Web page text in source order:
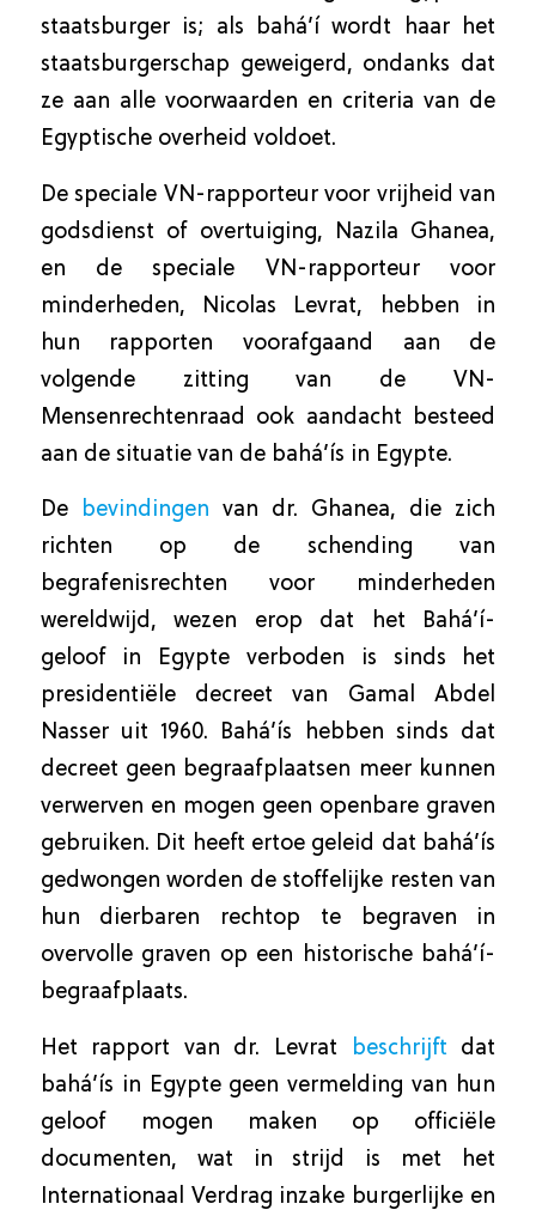
staatsburger is; als bahá’í wordt haar het
staatsburgerschap geweigerd, ondanks dat
ze aan alle voorwaarden en criteria van de
Egyptische overheid voldoet.
De speciale VN-rapporteur voor vrijheid van
godsdienst of overtuiging, Nazila Ghanea,
en de speciale VN-rapporteur voor
minderheden, Nicolas Levrat, hebben in
hun rapporten voorafgaand aan de
volgende zitting van de VN-
Mensenrechtenraad ook aandacht besteed
aan de situatie van de bahá’ís in Egypte.
De bevindingen van dr. Ghanea, die zich
richten op de schending van
begrafenisrechten voor minderheden
wereldwijd, wezen erop dat het Bahá’í-
geloof in Egypte verboden is sinds het
presidentiële decreet van Gamal Abdel
Nasser uit 1960. Bahá’ís hebben sinds dat
decreet geen begraafplaatsen meer kunnen
verwerven en mogen geen openbare graven
gebruiken. Dit heeft ertoe geleid dat bahá’ís
gedwongen worden de stoffelijke resten van
hun dierbaren rechtop te begraven in
overvolle graven op een historische bahá’í-
begraafplaats.
Het rapport van dr. Levrat beschrijft dat
bahá’ís in Egypte geen vermelding van hun
geloof mogen maken op officiële
documenten, wat in strijd is met het
Internationaal Verdrag inzake burgerlijke en